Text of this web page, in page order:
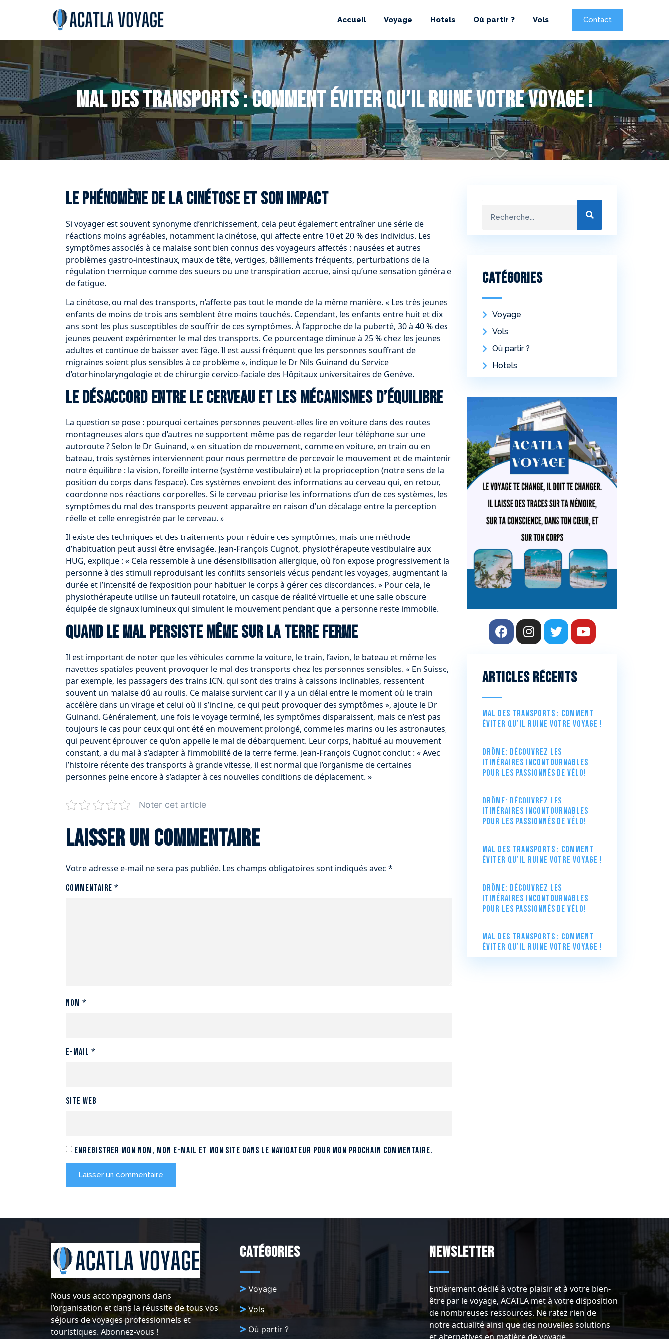
Accueil Voyage Hotels Où partir ? Vols Contact
Mal des transports : comment éviter qu’il ruine votre voyage !
Le phénomène de la cinétose et son impact
Si voyager est souvent synonyme d’enrichissement, cela peut également entraîner une série de
réactions moins agréables, notamment la cinétose, qui affecte entre 10 et 20 % des individus. Les
symptômes associés à ce malaise sont bien connus des voyageurs affectés : nausées et autres
problèmes gastro-intestinaux, maux de tête, vertiges, bâillements fréquents, perturbations de la
régulation thermique comme des sueurs ou une transpiration accrue, ainsi qu’une sensation générale
de fatigue.
La cinétose, ou mal des transports, n’affecte pas tout le monde de la même manière. « Les très jeunes
enfants de moins de trois ans semblent être moins touchés. Cependant, les enfants entre huit et dix
ans sont les plus susceptibles de souffrir de ces symptômes. À l’approche de la puberté, 30 à 40 % des
jeunes peuvent expérimenter le mal des transports. Ce pourcentage diminue à 25 % chez les jeunes
adultes et continue de baisser avec l’âge. Il est aussi fréquent que les personnes souffrant de
migraines soient plus sensibles à ce problème », indique le Dr Nils Guinand du Service
d’otorhinolaryngologie et de chirurgie cervico-faciale des Hôpitaux universitaires de Genève.
Le désaccord entre le cerveau et les mécanismes d’équilibre
La question se pose : pourquoi certaines personnes peuvent-elles lire en voiture dans des routes
montagneuses alors que d’autres ne supportent même pas de regarder leur téléphone sur une
autoroute ? Selon le Dr Guinand, « en situation de mouvement, comme en voiture, en train ou en
bateau, trois systèmes interviennent pour nous permettre de percevoir le mouvement et de maintenir
notre équilibre : la vision, l’oreille interne (système vestibulaire) et la proprioception (notre sens de la
position du corps dans l’espace). Ces systèmes envoient des informations au cerveau qui, en retour,
coordonne nos réactions corporelles. Si le cerveau priorise les informations d’un de ces systèmes, les
symptômes du mal des transports peuvent apparaître en raison d’un décalage entre la perception
réelle et celle enregistrée par le cerveau. »
Il existe des techniques et des traitements pour réduire ces symptômes, mais une méthode
d’habituation peut aussi être envisagée. Jean-François Cugnot, physiothérapeute vestibulaire aux
HUG, explique : « Cela ressemble à une désensibilisation allergique, où l’on expose progressivement la
personne à des stimuli reproduisant les conflits sensoriels vécus pendant les voyages, augmentant la
durée et l’intensité de l’exposition pour habituer le corps à gérer ces discordances. » Pour cela, le
physiothérapeute utilise un fauteuil rotatoire, un casque de réalité virtuelle et une salle obscure
équipée de signaux lumineux qui simulent le mouvement pendant que la personne reste immobile.
Quand le mal persiste même sur la terre ferme
Il est important de noter que les véhicules comme la voiture, le train, l’avion, le bateau et même les
navettes spatiales peuvent provoquer le mal des transports chez les personnes sensibles. « En Suisse,
par exemple, les passagers des trains ICN, qui sont des trains à caissons inclinables, ressentent
souvent un malaise dû au roulis. Ce malaise survient car il y a un délai entre le moment où le train
accélère dans un virage et celui où il s’incline, ce qui peut provoquer des symptômes », ajoute le Dr
Guinand. Généralement, une fois le voyage terminé, les symptômes disparaissent, mais ce n’est pas
toujours le cas pour ceux qui ont été en mouvement prolongé, comme les marins ou les astronautes,
qui peuvent éprouver ce qu’on appelle le mal de débarquement. Leur corps, habitué au mouvement
constant, a du mal à s’adapter à l’immobilité de la terre ferme. Jean-François Cugnot conclut : « Avec
l’histoire récente des transports à grande vitesse, il est normal que l’organisme de certaines
personnes peine encore à s’adapter à ces nouvelles conditions de déplacement. »
Noter cet article
Laisser un commentaire
Votre adresse e-mail ne sera pas publiée. Les champs obligatoires sont indiqués avec *
Commentaire *
Nom *
E-mail *
Site web
Enregistrer mon nom, mon e-mail et mon site dans le navigateur pour mon prochain commentaire.
Catégories
Voyage
Vols
Où partir ?
Hotels
Articles récents
Mal des transports : comment
éviter qu’il ruine votre voyage !
Drôme: Découvrez les
itinéraires incontournables
pour les passionnés de vélo!
Drôme: Découvrez les
itinéraires incontournables
pour les passionnés de vélo!
Mal des transports : comment
éviter qu’il ruine votre voyage !
Drôme: Découvrez les
itinéraires incontournables
pour les passionnés de vélo!
Mal des transports : comment
éviter qu’il ruine votre voyage !
Nous vous accompagnons dans
l’organisation et dans la réussite de tous vos
séjours de voyages professionnels et
touristiques. Abonnez-vous !
Catégories
Voyage
Vols
Où partir ?
Newsletter
Entièrement dédié à votre plaisir et à votre bien-
être par le voyage, ACATLA met à votre disposition
de nombreuses ressources. Ne ratez rien de
notre actualité ainsi que des nouvelles solutions
et alternatives en matière de voyage.